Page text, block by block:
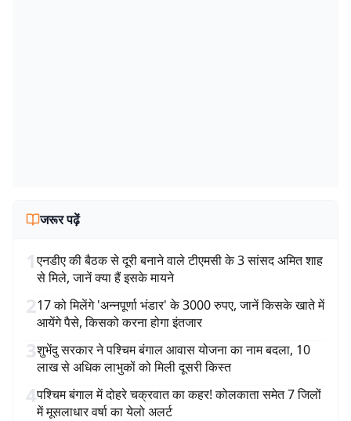
जरूर पढ़ें
1एनडीए की बैठक से दूरी बनाने वाले टीएमसी के 3 सांसद अमित शाह
से मिले, जानें क्या हैं इसके मायने
217 को मिलेंगे 'अन्नपूर्णा भंडार' के 3000 रुपए, जानें किसके खाते में
आयेंगे पैसे, किसको करना होगा इंतजार
3शुभेंदु सरकार ने पश्चिम बंगाल आवास योजना का नाम बदला, 10
लाख से अधिक लाभुकों को मिली दूसरी किस्त
4पश्चिम बंगाल में दोहरे चक्रवात का कहर! कोलकाता समेत 7 जिलों
में मूसलाधार वर्षा का येलो अलर्ट